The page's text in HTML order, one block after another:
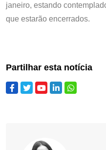
janeiro, estando
que estarão encerrados.
Partilhar esta notícia